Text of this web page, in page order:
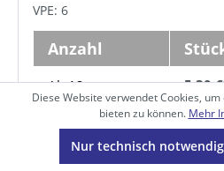
VPE: 6
Anzahl
Ab 12 5,30
5,18
Ab120 5,02
Diese Website verwendet Cookies,
bieten zu können. Mehr
Nur technisch